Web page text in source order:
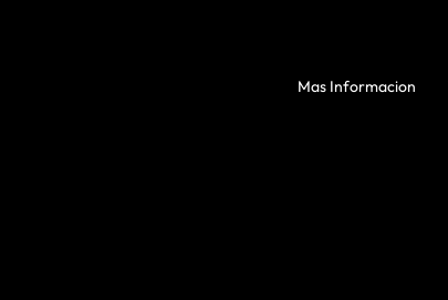
Mas Informacion